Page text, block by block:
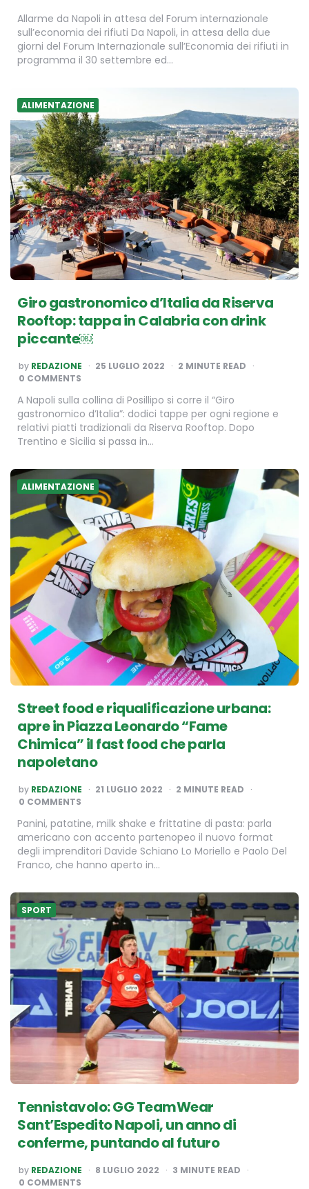
Allarme da Napoli in attesa del Forum internazionale
sull’economia dei rifiuti Da Napoli, in attesa della due
giorni del Forum Internazionale sull’Economia dei rifiuti in
programma il 30 settembre ed…
ALIMENTAZIONE
Giro gastronomico d’Italia da Riserva
Rooftop: tappa in Calabria con drink
piccante￼
POSTED
BY
by REDAZIONE 25 LUGLIO 2022 2 MINUTE READ
0 COMMENTS
A Napoli sulla collina di Posillipo si corre il “Giro
gastronomico d’Italia”: dodici tappe per ogni regione e
relativi piatti tradizionali da Riserva Rooftop. Dopo
Trentino e Sicilia si passa in…
ALIMENTAZIONE
Street food e riqualificazione urbana:
apre in Piazza Leonardo “Fame
Chimica” il fast food che parla
napoletano
POSTED
BY
by REDAZIONE 21 LUGLIO 2022 2 MINUTE READ
0 COMMENTS
Panini, patatine, milk shake e frittatine di pasta: parla
americano con accento partenopeo il nuovo format
degli imprenditori Davide Schiano Lo Moriello e Paolo Del
Franco, che hanno aperto in…
SPORT
Tennistavolo: GG TeamWear
Sant’Espedito Napoli, un anno di
conferme, puntando al futuro
POSTED
BY
by REDAZIONE 8 LUGLIO 2022 3 MINUTE READ
0 COMMENTS